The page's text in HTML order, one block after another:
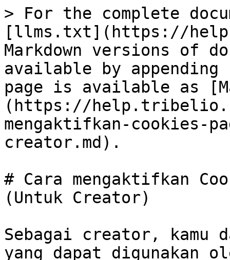
> For the complete
[llms.txt](https://
Markdown versions of
available by
page is available as
(https://
mengaktifkan-
creator.md).
# Cara mengaktifkan
(Untuk Creator)
Sebagai creator, kamu
yang dapat digunakan